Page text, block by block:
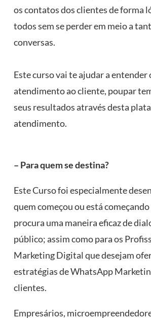
os contatos dos clientes de forma
todos sem se perder em meio a
conversas.
Este curso vai te ajudar a entender
atendimento ao cliente, poupar
seus resultados através desta
atendimento.
– Para quem se destina?
Este Curso foi especialmente
quem começou ou está
procura uma maneira eficaz de
público; assim como para os
Marketing Digital que desejam
estratégias de WhatsApp
clientes.
Empresários,